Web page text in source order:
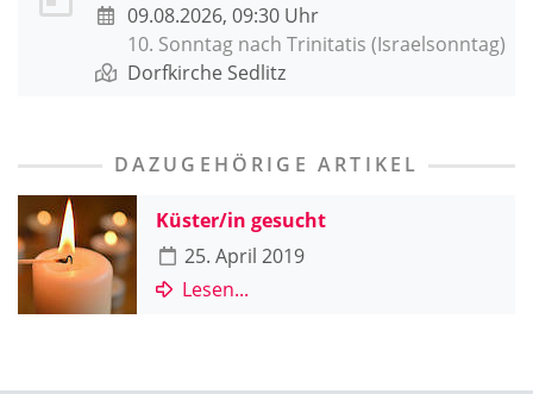
09.08.2026, 09:30 Uhr
10. Sonntag nach Trinitatis (Israelsonntag)
Dorfkirche Sedlitz
DAZUGEHÖRIGE ARTIKEL
Küster/in gesucht
25. April 2019
Lesen...